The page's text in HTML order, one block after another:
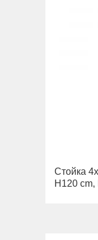
Стойка
H120 cm,